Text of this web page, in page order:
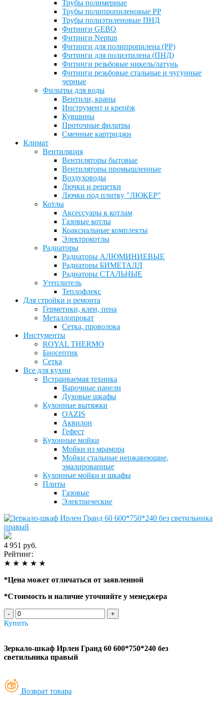
Трубы полимерные
Трубы полипропиленовые PP
Трубы полиэтиленовые ПНД
Фитинги GEBO
Фитинги Neptun
Фитинги для полипропилена (PP)
Фитинги для полиэтилена (ПНД)
Фитинги резьбовые никель/латунь
Фитинги резьбовые стальные и чугунные
черные
Фильтры для воды
Вентили, краны
Инструмент и крепёж
Кувшины
Проточные фильтры
Сменные картриджи
Климат
Вентиляция
Вентиляторы бытовые
Вентиляторы промышленные
Воздуховоды
Лючки и решетки
Лючки под плитку "ЛЮКЕР"
Котлы
Аксессуары к котлам
Газовые котлы
Коаксиальные комплекты
Электрокотлы
Радиаторы
Радиаторы АЛЮМИНИЕВЫЕ
Радиаторы БИМЕТАЛЛ
Радиаторы СТАЛЬНЫЕ
Утеплитель
Теплофлекс
Для стройки и ремонта
Герметики, клеи, пена
Металлопрокат
Сетка, проволока
Инстументы
ROYAL THERMO
Биосептик
Сетка
Все для кухни
Встраиваемая техника
Варочные панели
Духовые шкафы
Кухонные вытяжки
OAZIS
Аквилон
Гефест
Кухонные мойки
Мойки из мрамора
Мойки стальные нержавеющие,
эмалированные
Кухонные мойки и шкафы
Плиты
Газовые
Электрические
4 951 руб.
Рейтинг:
★ ★ ★ ★ ★
*Цена может отличаться от заявленной
*Стоимость и наличие уточняйте у менеджера
- +
Купить
Зеркало-шкаф Ирлен Гранд 60 600*750*240 без
светильника правый
Возврат товара